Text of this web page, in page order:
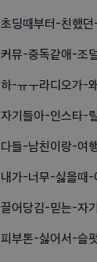
초딩때부터-친했
커뮤-중독같애-조
하-ㅠㅜ라디오가-
자기들아-인스타-
다들-남친이랑-
내가-너무-싫을때
끌어당김-믿는-자
피부톤-싫어서-슬